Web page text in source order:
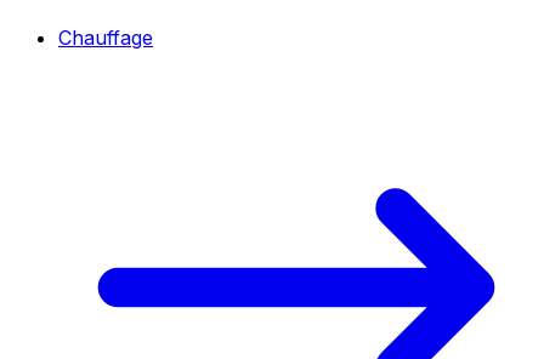
Chauffage